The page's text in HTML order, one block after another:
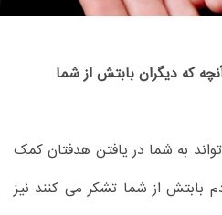
که دیگران بابتش از شما
به شما در یافتن هدفتان کمک
بابتش از شما تشکر می کنند نیز